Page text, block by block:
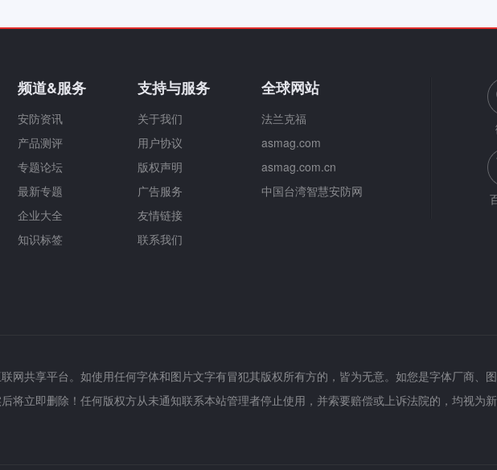
频道&服务
安防资讯
产品测评
专题论坛
最新专题
企业大全
知识标签
支持与服务
关于我们
用户协议
版权声明
广告服务
友情链接
联系我们
全球网站
法兰克福
asmag.com
asmag.com.cn
中国台湾智慧安防网
网共享平台。如使用任何字体和图片文字有冒犯其版权所有方的，皆为无意。如您是字体厂商、
将立即删除！任何版权方从未通知联系本站管理者停止使用，并索要赔偿或上诉法院的，均视为